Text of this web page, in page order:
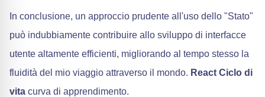
In conclusione, un approccio prudente all'uso dello "Stato"
può indubbiamente contribuire allo sviluppo di interfacce
utente altamente efficienti, migliorando al tempo stesso la
fluidità del mio viaggio attraverso il mondo. React Ciclo di
vita curva di apprendimento.